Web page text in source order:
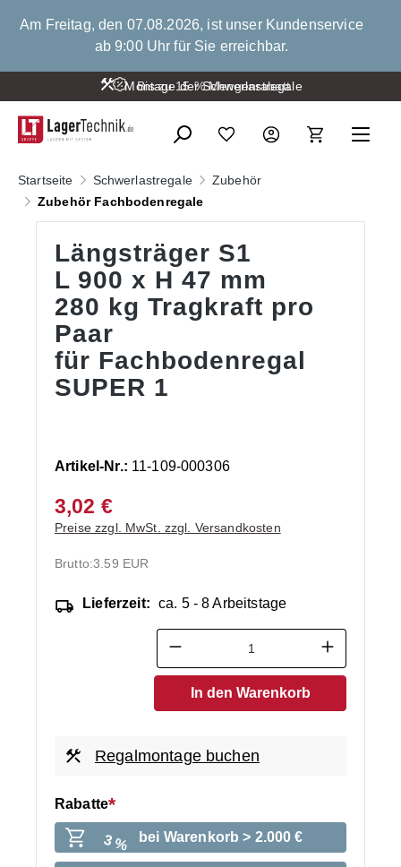
springen
Am Freitag, den 07.08.2026, ist unser Kundenservice
ab 9:00 Uhr für Sie erreichbar.
Bis zu 15 % Mengenrabatt
Montage der Schwerlastregale
Startseite Schwerlastregale
Zubehör
Zubehör Fachbodenregale
Längsträger S1
L 900 x H 47 mm
280 kg Tragkraft pro
Paar
für Fachbodenregal
SUPER 1
Artikel-Nr.: 11-109-000306
3,02 €
Preise zzgl. MwSt. zzgl. Versandkosten
Brutto:3.59 EUR
Lieferzeit: ca. 5 - 8 Arbeitstage
Produkt Anzahl: Gib den
In den Warenkorb
Regalmontage buchen
Rabatte
3 % bei Warenkorb > 2.000 €